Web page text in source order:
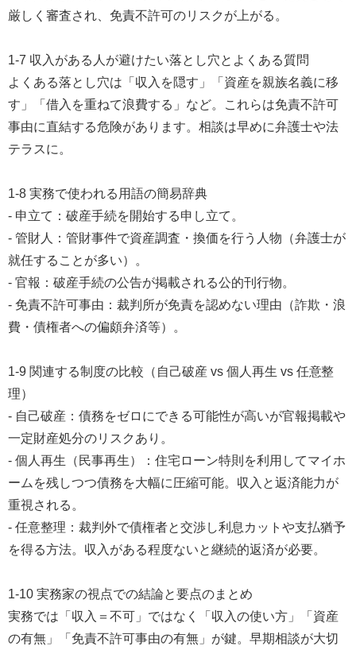
厳しく審査され、免責不許可のリスクが上がる。
1-7 収入がある人が避けたい落とし穴とよくある質問
よくある落とし穴は「収入を隠す」「資産を親族名義に移
す」「借入を重ねて浪費する」など。これらは免責不許可
事由に直結する危険があります。相談は早めに弁護士や法
テラスに。
1-8 実務で使われる用語の簡易辞典
- 申立て：破産手続を開始する申し立て。
- 管財人：管財事件で資産調査・換価を行う人物（弁護士が
就任することが多い）。
- 官報：破産手続の公告が掲載される公的刊行物。
- 免責不許可事由：裁判所が免責を認めない理由（詐欺・浪
費・債権者への偏頗弁済等）。
1-9 関連する制度の比較（自己破産 vs 個人再生 vs 任意整
理）
- 自己破産：債務をゼロにできる可能性が高いが官報掲載や
一定財産処分のリスクあり。
- 個人再生（民事再生）：住宅ローン特則を利用してマイホ
ームを残しつつ債務を大幅に圧縮可能。収入と返済能力が
重視される。
- 任意整理：裁判外で債権者と交渉し利息カットや支払猶予
を得る方法。収入がある程度ないと継続的返済が必要。
1-10 実務家の視点での結論と要点のまとめ
実務では「収入＝不可」ではなく「収入の使い方」「資産
の有無」「免責不許可事由の有無」が鍵。早期相談が大切